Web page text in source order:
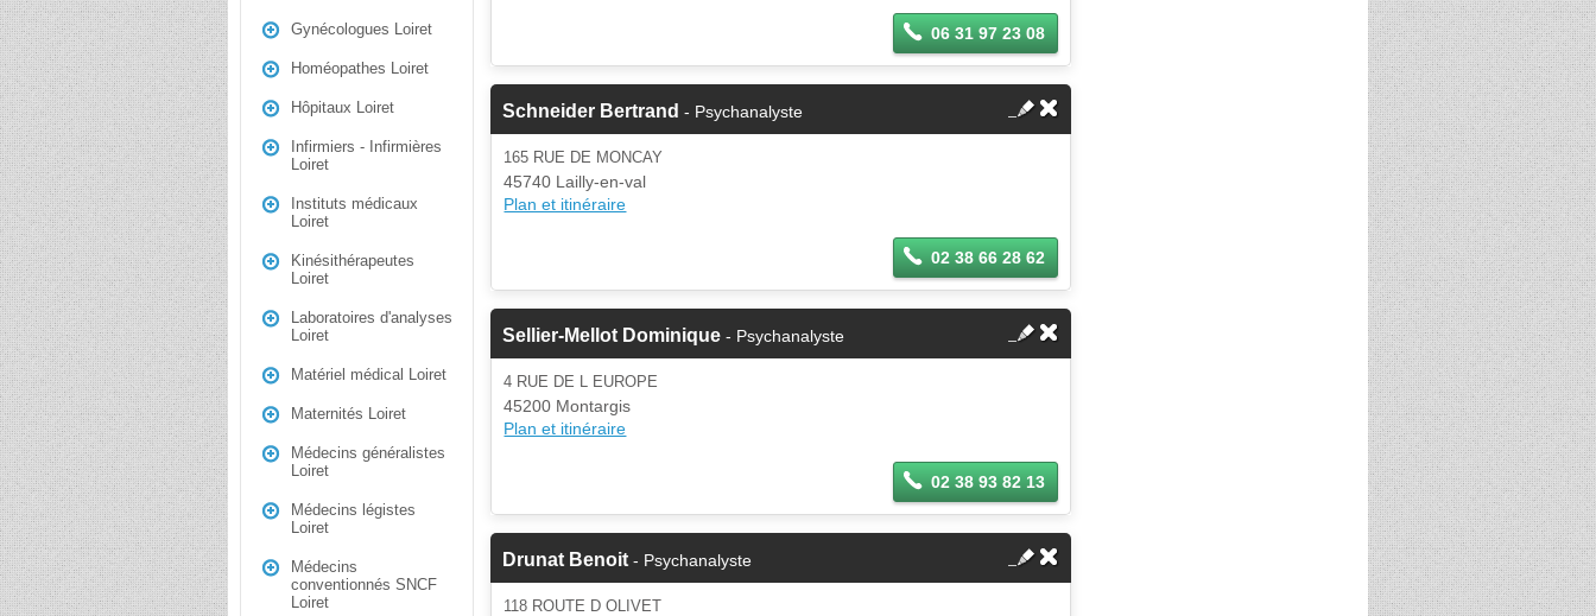
Gynécologues Loiret
Homéopathes Loiret
Hôpitaux Loiret
Infirmiers - Infirmières
Loiret
Instituts médicaux
Loiret
Kinésithérapeutes
Loiret
Laboratoires d'analyses
Loiret
Matériel médical Loiret
Maternités Loiret
Médecins généralistes
Loiret
Médecins légistes
Loiret
Médecins
conventionnés SNCF
Loiret
06 31 97 23 08
Schneider Bertrand - Psychanalyste
165 RUE DE MONCAY
45740 Lailly-en-val
Plan et itinéraire
02 38 66 28 62
Sellier-Mellot Dominique - Psychanalyste
4 RUE DE L EUROPE
45200 Montargis
Plan et itinéraire
02 38 93 82 13
Drunat Benoit - Psychanalyste
118 ROUTE D OLIVET